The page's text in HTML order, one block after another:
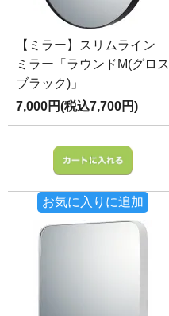
【ミラー】スリムライン
ミラー「ラウンドM(グロス
ブラック)」
7,000円(税込7,700円)
お気に入りに追加